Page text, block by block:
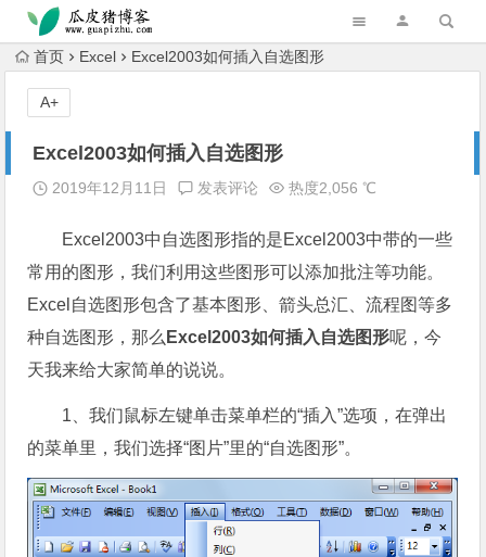
跳转到主内容
首页 Excel Excel2003如何插入自选图形
Excel2003如何插入自选图形
2019年12月11日 发表评论 热度2,056 ℃
Excel2003中自选图形指的是Excel2003中带的一些
常用的图形，我们利用这些图形可以添加批注等功能。
Excel自选图形包含了基本图形、箭头总汇、流程图等多
种自选图形，那么 Excel2003如何插入自选图形呢，今
天我来给大家简单的说说。
1、我们鼠标左键单击菜单栏的“插入”选项，在弹出
的菜单里，我们选择“图片”里的“自选图形”。
A+